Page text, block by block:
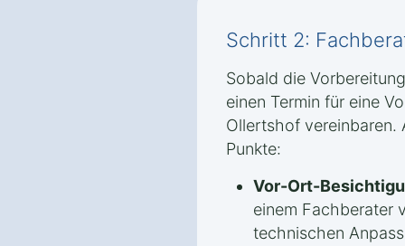
Schritt 2:
Sobald die
einen Termin für eine
Ollertshof vereinbaren.
Punkte:
Vor-Ort-
einem Fachberater
technischen